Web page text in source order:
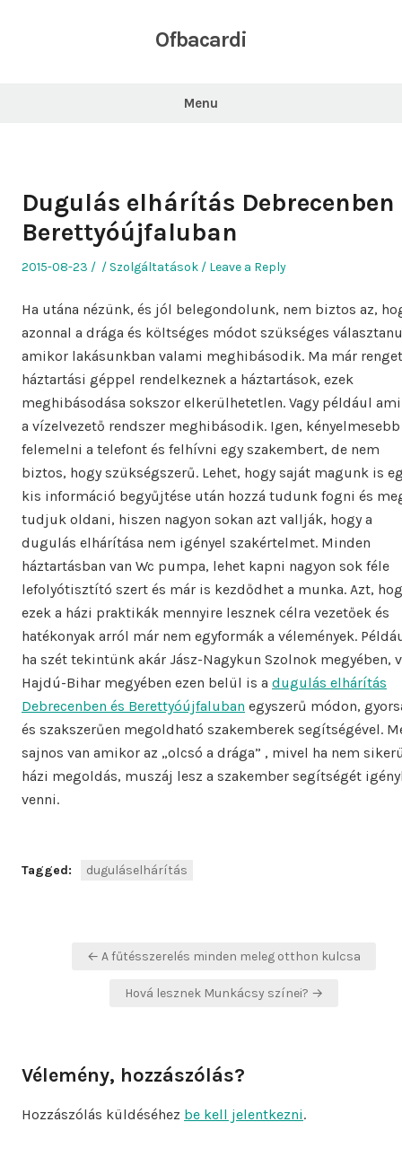
Ofbacardi
Menu
Dugulás elhárítás Debrecenben
Berettyóújfaluban
Posted
2015-08-23 Author
Posted
Szolgáltatások Leave a Reply
Ha utána nézünk, és jól belegondolunk, nem biztos az,
azonnal a drága és költséges módot szükséges
amikor lakásunkban valami meghibásodik. Ma már
háztartási géppel rendelkeznek a háztartások, ezek
meghibásodása sokszor elkerülhetetlen. Vagy például
a vízelvezető rendszer meghibásodik. Igen, kényelmesebb
felemelni a telefont és felhívni egy szakembert, de nem
biztos, hogy szükségszerű. Lehet, hogy saját magunk is
kis információ begyűjtése után hozzá tudunk fogni és
tudjuk oldani, hiszen nagyon sokan azt vallják, hogy a
dugulás elhárítása nem igényel szakértelmet. Minden
háztartásban van Wc pumpa, lehet kapni nagyon sok féle
lefolyótisztító szert és már is kezdődhet a munka. Azt,
ezek a házi praktikák mennyire lesznek célra vezetőek és
hatékonyak arról már nem egyformák a vélemények.
ha szét tekintünk akár Jász-Nagykun Szolnok megyében,
Hajdú-Bihar megyében ezen belül is a dugulás elhárítás
Debrecenben és Berettyóújfaluban egyszerű módon,
és szakszerűen megoldható szakemberek segítségével.
sajnos van amikor az „olcsó a drága” , mivel ha nem
házi megoldás, muszáj lesz a szakember segítségét
venni.
Tagged: duguláselhárítás
Bejegyzés← A fűtésszerelés minden meleg otthon kulcsa
Hová lesznek Munkácsy színei? →
Vélemény, hozzászólás?
Hozzászólás küldéséhez be kell jelentkezni.